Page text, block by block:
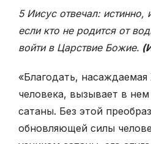
5 Иисус отвечал: истинно,
если кто не родится от
войти в Царствие Божие.
«Благодать,
человека, вызывает в
сатаны. Без этой
обновляющей силы